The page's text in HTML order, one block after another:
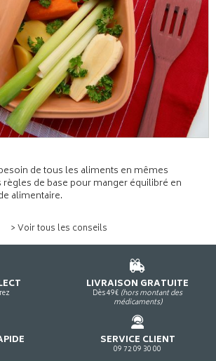
de tous les aliments en mêmes
règles de base pour manger équilibré en
alimentaire.
> Voir tous les conseils
LIVRAISON GRATUITE
Dès 49€ (hors montant des
médicaments)
SERVICE CLIENT
09 72 09 30 00